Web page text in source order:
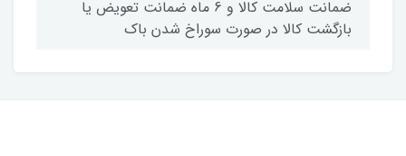
ضمانت سلامت کالا و 6 ماه ضمانت تعویض یا
بازگشت کالا در صورت سوراخ شدن باک